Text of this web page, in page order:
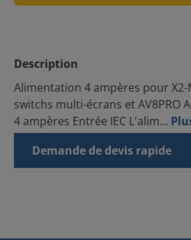
Description
Alimentation 4 ampères pour X2-
switchs multi-écrans et AV8PRO
4 ampères Entrée IEC L'alim…
Demande de devis rapide